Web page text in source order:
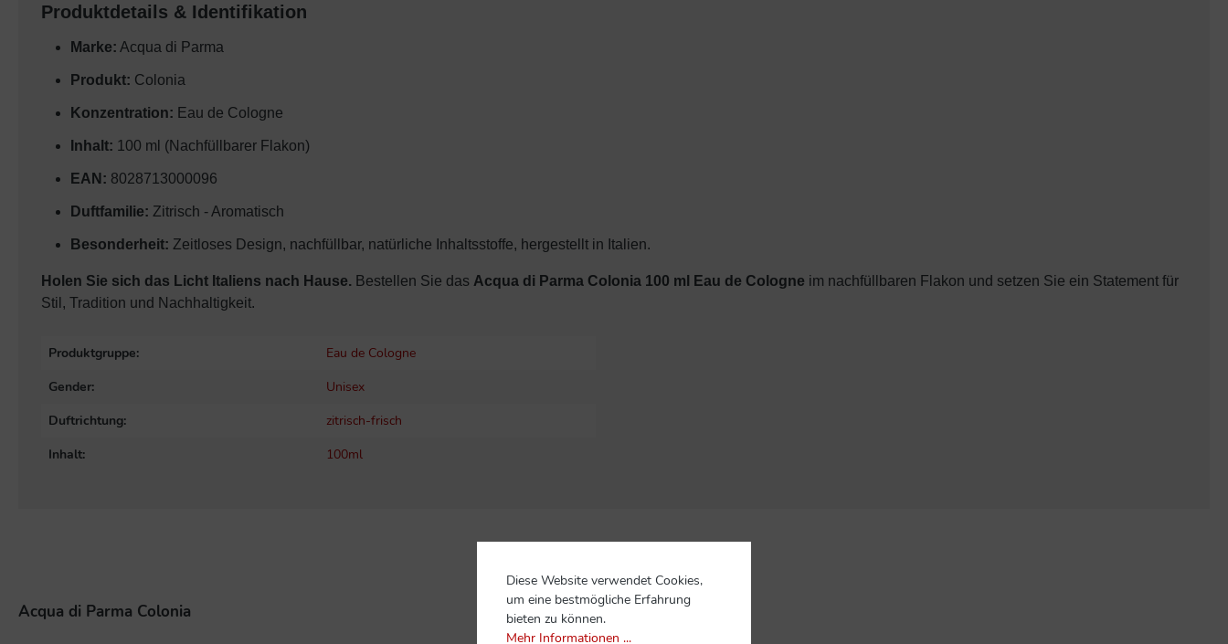
Produktdetails & Identifikation
Marke: Acqua di Parma
Produkt: Colonia
Konzentration: Eau de Cologne
Inhalt: 100 ml (Nachfüllbarer Flakon)
EAN: 8028713000096
Duftfamilie: Zitrisch - Aromatisch
Besonderheit: Zeitloses Design, nachfüllbar, natürliche Inhaltsstoffe, hergestellt in Italien.
Holen Sie sich das Licht Italiens nach Hause. Bestellen Sie das Acqua di Parma Colonia 100 ml Eau de Cologne im nachfüllbaren Flakon und setzen Sie ein Statement für
Stil, Tradition und Nachhaltigkeit.
Produktgruppe:
Eau de Cologne
Gender:
Unisex
Duftrichtung:
zitrisch-frisch
Inhalt:
100ml
Acqua di Parma Colonia
Diese Website verwendet Cookies,
um eine bestmögliche Erfahrung
bieten zu können.
Mehr Informationen ...